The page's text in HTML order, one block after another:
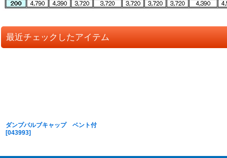
最近チェックしたアイテム
ダンプバルブキャップ ベント付
[043993]